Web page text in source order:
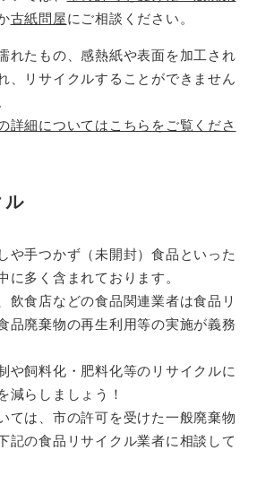
古紙問屋にご相談ください。
れたもの、感熱紙や表面を加工され
、リサイクルすることができません
詳細についてはこちらをご覧くださ
ル
や手つかず（未開封）食品といった
に多く含まれております。
飲食店などの食品関連業者は食品リ
品廃棄物の再生利用等の実施が義務
や飼料化・肥料化等のリサイクルに
減らしましょう！
ては、市の許可を受けた一般廃棄物
記の食品リサイクル業者に相談して